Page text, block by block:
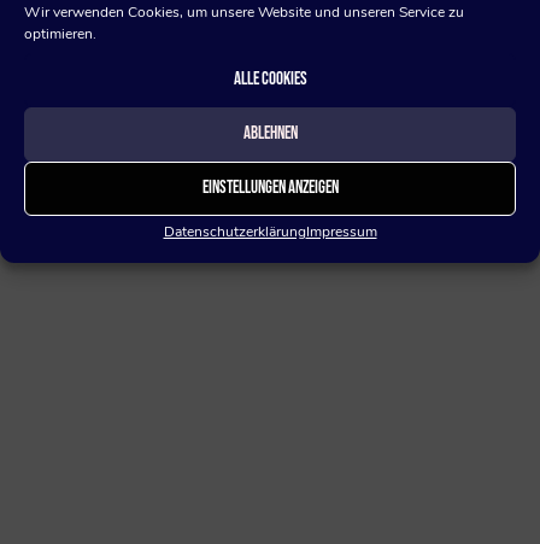
Wir verwenden Cookies, um unsere Website und unseren Service zu
optimieren.
Alle Cookies
Ablehnen
Einstellungen anzeigen
DatenschutzerklärungImpressum
Mail: f.hammecke@sf-schledehausen.de
Mobil: 0160 91744418